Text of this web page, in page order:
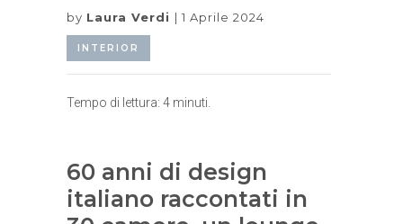
by Laura Verdi 1 Aprile 2024
INTERIOR
Tempo di lettura: 4 minuti.
60 anni di design
italiano raccontati in